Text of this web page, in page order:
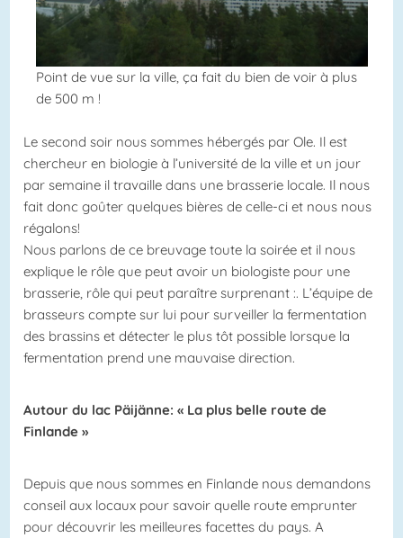
Point de vue sur la ville, ça fait du bien de voir à plus
de 500 m !
Le second soir nous sommes hébergés par Ole. Il est
chercheur en biologie à l’université de la ville et un jour
par semaine il travaille dans une brasserie locale. Il nous
fait donc goûter quelques bières de celle-ci et nous nous
régalons!
Nous parlons de ce breuvage toute la soirée et il nous
explique le rôle que peut avoir un biologiste pour une
brasserie, rôle qui peut paraître surprenant :. L’équipe de
brasseurs compte sur lui pour surveiller la fermentation
des brassins et détecter le plus tôt possible lorsque la
fermentation prend une mauvaise direction.
Autour du lac Päijänne: « La plus belle route de
Finlande »
Depuis que nous sommes en Finlande nous demandons
conseil aux locaux pour savoir quelle route emprunter
pour découvrir les meilleures facettes du pays. A